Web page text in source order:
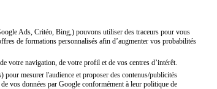
Ads, Critéo, Bing,) pouvons utiliser des traceurs pour vous
de formations personnalisés afin d’augmenter vos probabilités
votre navigation, de votre profil et de vos centres d’intérêt.
mesurer l'audience et proposer des contenus/publicités
vos données par Google conformément à leur politique de